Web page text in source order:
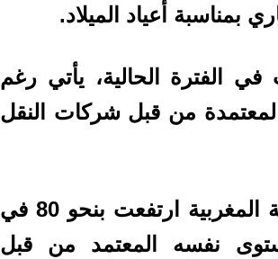
أعياد الميلاد.
الفترة الحالية، يأتي رغم
من قبل شركات النقل
ويوضح أن أسعار تذاكر الخطوط الملكية المغربية ارتفعت بنحو 80 في
نفسه المعتمد من قبل